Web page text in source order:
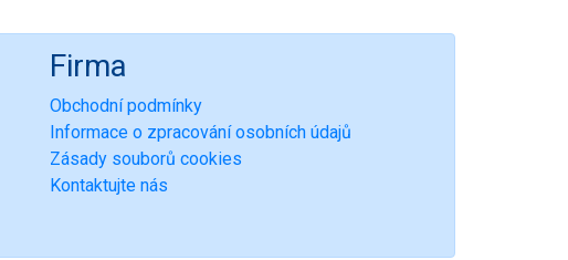
Firma
Obchodní podmínky
Informace o zpracování osobních údajů
Zásady souborů cookies
Kontaktujte nás